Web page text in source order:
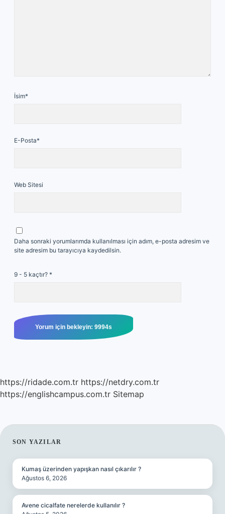
İsim*
E-Posta*
Web Sitesi
Daha sonraki yorumlarımda kullanılması için adım, e-posta adresim ve
site adresim bu tarayıcıya kaydedilsin.
9 - 5 kaçtır? *
https://ridade.com.tr https://netdry.com.tr
https://englishcampus.com.tr Sitemap
SIDEBAR
SON YAZILAR
Kumaş üzerinden yapışkan nasıl çıkarılır ?
Ağustos 6, 2026
Avene cicalfate nerelerde kullanılır ?